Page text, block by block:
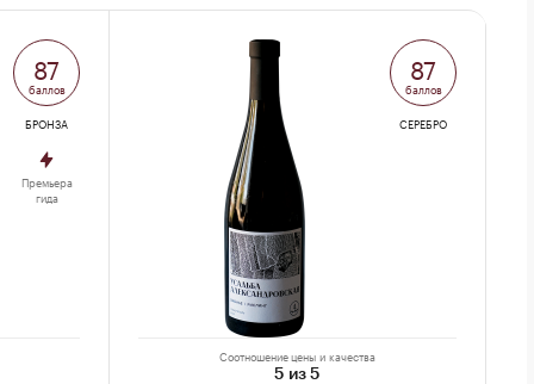
87
баллов
БРОНЗА
Премьера
гида
Соотношение цены и качества
5 из 5
87
баллов
СЕРЕБРО